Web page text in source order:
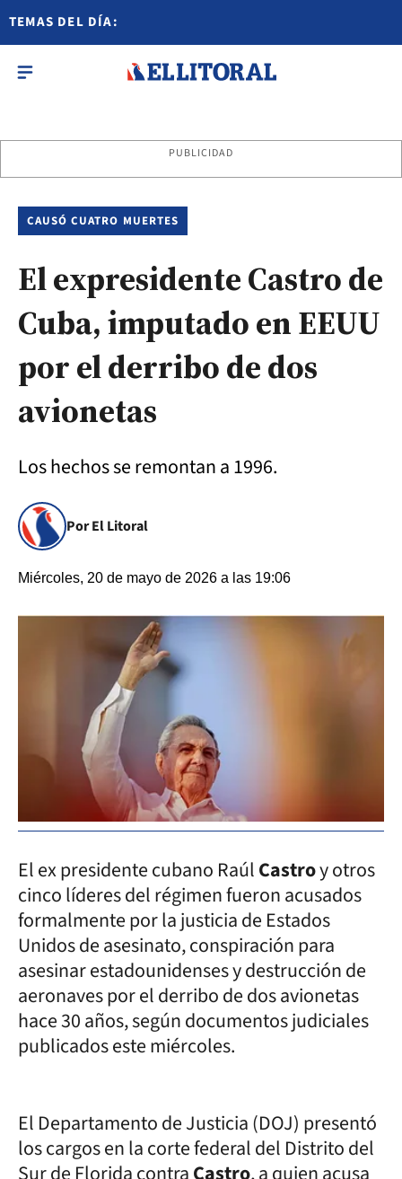
TEMAS DEL DÍA:
PUBLICIDAD
CAUSÓ CUATRO MUERTES
El expresidente Castro de
Cuba, imputado en EEUU
por el derribo de dos
avionetas
Los hechos se remontan a 1996.
Por El Litoral
Miércoles, 20 de mayo de 2026 a las 19:06
El ex presidente cubano RaúlCastroy otros
cinco líderes del régimen fueron acusados
formalmente por la justicia de Estados
Unidos de asesinato, conspiración para
asesinar estadounidenses y destrucción de
aeronaves por el derribo de dos avionetas
hace 30 años, según documentos judiciales
publicados este miércoles.
El Departamento de Justicia (DOJ) presentó
los cargos en la corte federal del Distrito del